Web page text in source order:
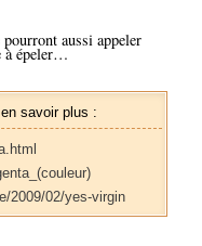
aussi appeler
à épeler…
savoir plus :
2009/02/yes-virgin